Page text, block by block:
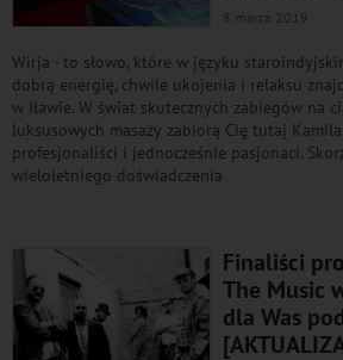
8 marca 2019
Wirja - to słowo, które w języku
dobrą energię, chwile ukojenia i relaksu
w Iławie. W świat skutecznych zabiegów na
luksusowych masaży zabiorą Cię tutaj
profesjonaliści i jednocześnie pasjonaci.
wieloletniego doświadczenia
Finaliści
The Music
dla Was